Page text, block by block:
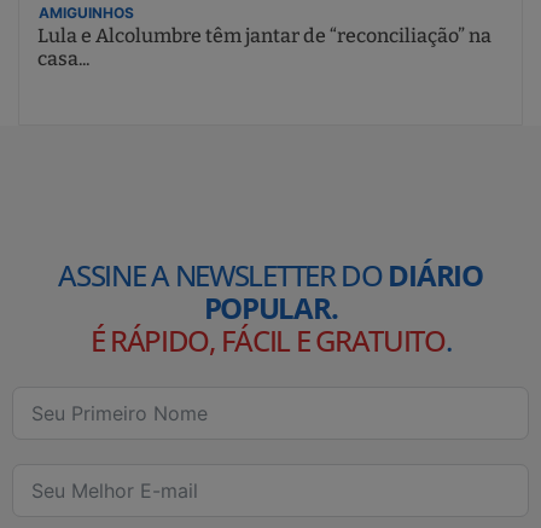
AMIGUINHOS
Lula e Alcolumbre têm jantar de “reconciliação” na
casa...
ASSINE A NEWSLETTER DODIÁRIO
POPULAR.
É RÁPIDO, FÁCIL E GRATUITO.